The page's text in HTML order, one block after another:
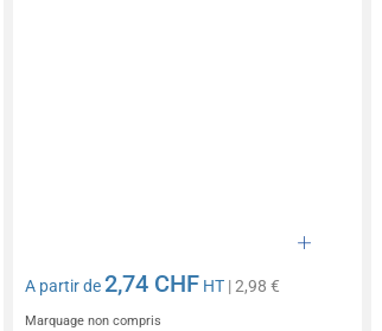
A partir de2,74 CHF HT| 2,98 €
Marquage non compris